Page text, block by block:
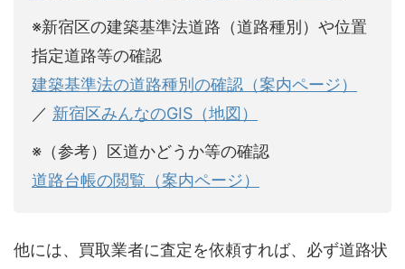
※新宿区の建築基準法道路（道路種別）や位置
指定道路等の確認
建築基準法の道路種別の確認（案内ページ）
／ 新宿区みんなのGIS（地図）
※（参考）区道かどうか等の確認
道路台帳の閲覧（案内ページ）
他には、買取業者に査定を依頼すれば、必ず道路状